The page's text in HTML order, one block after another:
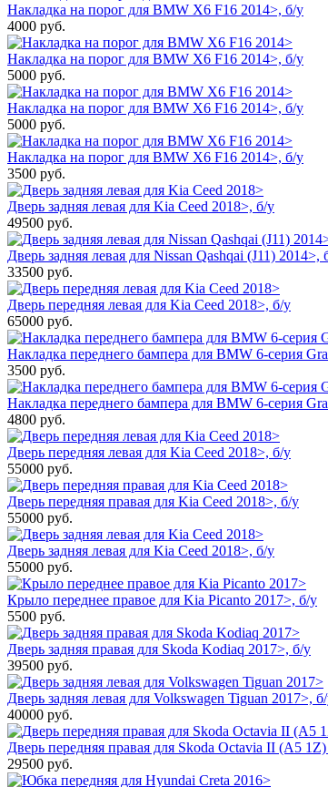
Накладка на порог для BMW X6 F16 2014>, б/у
4000 руб.
Накладка на порог для BMW X6 F16 2014>, б/у
5000 руб.
Накладка на порог для BMW X6 F16 2014>, б/у
5000 руб.
Накладка на порог для BMW X6 F16 2014>, б/у
3500 руб.
Дверь задняя левая для Kia Ceed 2018>, б/у
49500 руб.
Дверь задняя левая для Nissan Qashqai (J11) 2014>,
33500 руб.
Дверь передняя левая для Kia Ceed 2018>, б/у
65000 руб.
Накладка переднего бампера для BMW 6-серия
3500 руб.
Накладка переднего бампера для BMW 6-серия
4800 руб.
Дверь передняя левая для Kia Ceed 2018>, б/у
55000 руб.
Дверь передняя правая для Kia Ceed 2018>, б/у
55000 руб.
Дверь задняя левая для Kia Ceed 2018>, б/у
55000 руб.
Крыло переднее правое для Kia Picanto 2017>, б/у
5500 руб.
Дверь задняя правая для Skoda Kodiaq 2017>, б/у
39500 руб.
Дверь задняя левая для Volkswagen Tiguan 2017>,
40000 руб.
Дверь передняя правая для Skoda Octavia II (A5
29500 руб.